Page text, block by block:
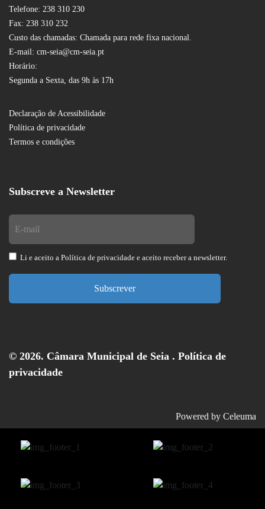
Telefone: 238 310 230
Fax: 238 310 232
Custo das chamadas: Chamada para rede fixa nacional.
E-mail: cm-seia@cm-seia.pt
Horário:
Segunda a Sexta, das 9h às 17h
Declaração de Acessibilidade
Política de privacidade
Termos e condições
Subscreve a Newsletter
Li e aceito a Política de privacidade e aceito receber a newsletter.
Subscrever
© 2026. Câmara Municipal de Seia . Política de
privacidade
Powered by Celeuma